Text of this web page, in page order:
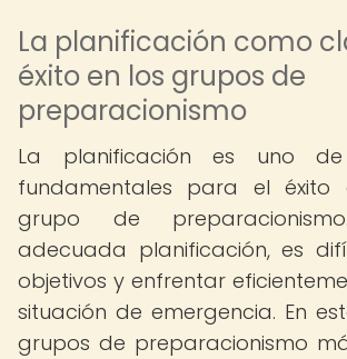
La planificación como
éxito en los grupos de
preparacionismo
La planificación es uno
fundamentales para el éxito
grupo de
adecuada planificación, es
objetivos y enfrentar
situación de emergencia. En
grupos de preparacionismo